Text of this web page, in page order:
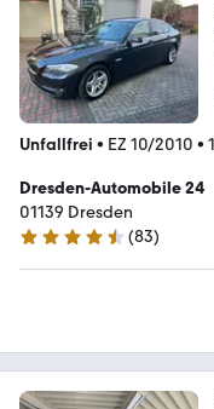
Unfallfrei • EZ 10/2010 •
Dresden-Automobile 24
01139 Dresden
4.6 Sterne
(83)